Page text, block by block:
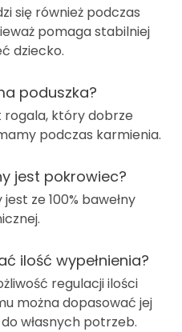
się również podczas
pomaga stabilniej
dziecko.
poduszka?
rogala, który dobrze
podczas karmienia.
jest pokrowiec?
jest ze 100% bawełny
.
ilość wypełnienia?
regulacji ilości
można dopasować jej
własnych potrzeb.